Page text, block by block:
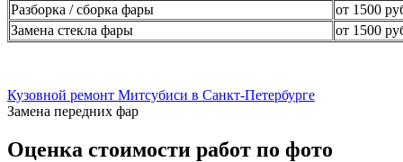
Разборка / сборка фары
от 1500
Замена стекла фары
от 1500
Кузовной ремонт Митсубиси в Санкт-Петербурге
Замена передних фар
Оценка стоимости работ по фото